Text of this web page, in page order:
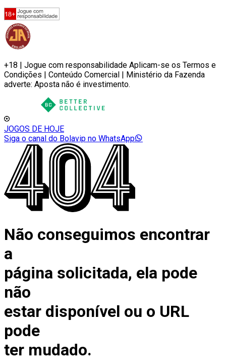
+18 | Jogue com responsabilidade Aplicam-se os Termos e
Condições | Conteúdo Comercial | Ministério da Fazenda
adverte: Aposta não é investimento.
JOGOS DE HOJE
Siga o canal do Bolavip no WhatsApp
Não conseguimos encontrar
a
página solicitada, ela pode
não
estar disponível ou o URL
pode
ter mudado.